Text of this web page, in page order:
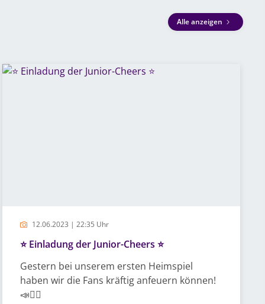
Alle anzeigen
12.06.2023 | 22:35 Uhr
⭐️ Einladung der Junior-Cheers ⭐️
Gestern bei unserem ersten Heimspiel
haben wir die Fans kräftig anfeuern können!
📣👯‍♀️